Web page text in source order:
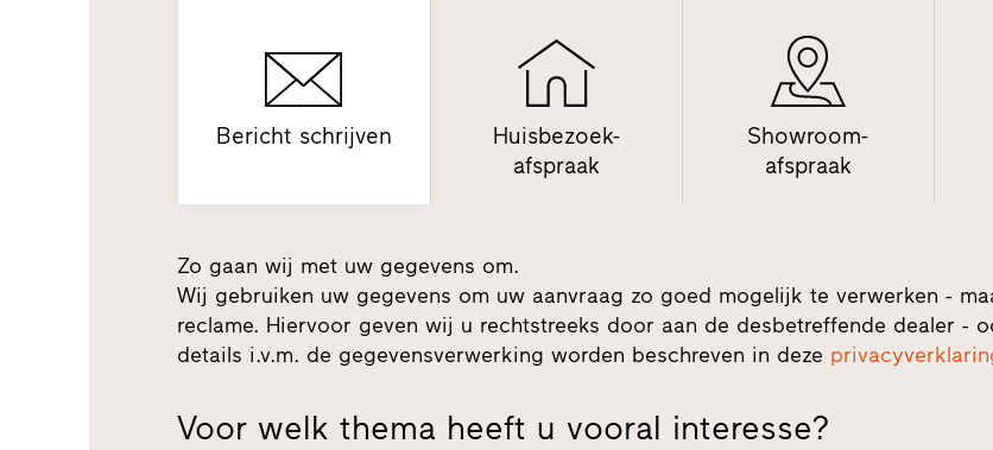
Bericht schrijven
Huisbezoek-
afspraak
Showroom-
afspraak
Zo gaan wij met uw gegevens om.
Wij gebruiken uw gegevens om uw aanvraag zo goed mogelijk te verwerken -
reclame. Hiervoor geven wij u rechtstreeks door aan de desbetreffende dealer -
details i.v.m. de gegevensverwerking worden beschreven in deze
Voor welk thema heeft u vooral interesse?